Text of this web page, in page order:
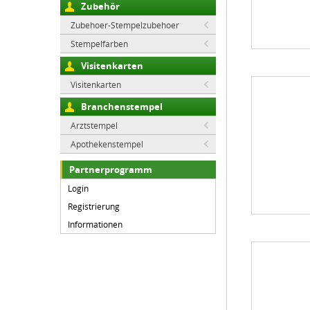
Zubehör
Zubehoer-Stempelzubehoer
Stempelfarben
Visitenkarten
Visitenkarten
Branchenstempel
Arztstempel
Apothekenstempel
Partnerprogramm
Login
Registrierung
Informationen